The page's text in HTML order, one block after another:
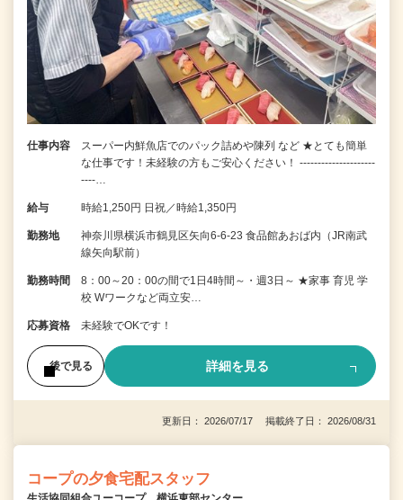
仕事内容
スーパー内鮮魚店でのパック詰めや陳列 など ★とても簡単
な仕事です！未経験の方もご安心ください！ ---------------------
----…
給与 時給1,250円 日祝／時給1,350円
勤務地
神奈川県横浜市鶴見区矢向6-6-23 食品館あおば内（JR南武
線矢向駅前）
勤務時間
8：00～20：00の間で1日4時間～・週3日～ ★家事 育児 学
校 Wワークなど両立安…
応募資格 未経験でOKです！
後で見る 詳細を見る
更新日： 2026/07/17 掲載終了日： 2026/08/31
コープの夕食宅配スタッフ